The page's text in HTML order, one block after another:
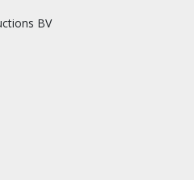
BV